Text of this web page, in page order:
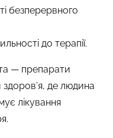
безперервного
до терапії.
— препарати
де людина
лікування